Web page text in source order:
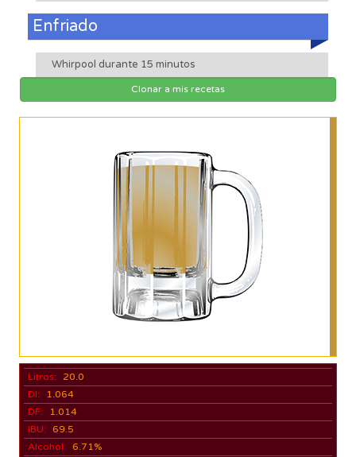
Enfriado
Whirpool durante 15 minutos
Clonar a mis recetas
Litros:
20.0
DI:
1.064
DF:
1.014
IBU:
69.5
Alcohol:
6.71%